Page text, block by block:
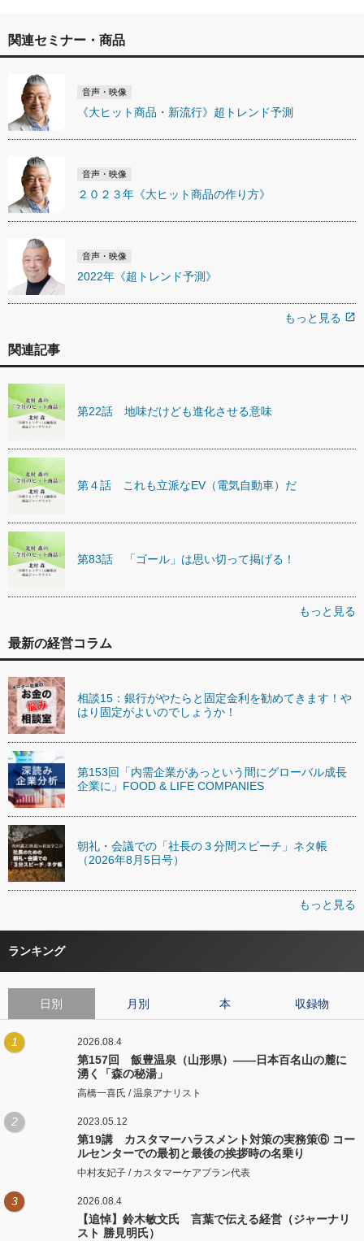
関連セミナー・商品
音声・映像
《大ヒット商品・新流行》超トレンド予測
音声・映像
２０２３年《大ヒット商品の作り方》
音声・映像
2022年《超トレンド予測》
もっと見る open_in_new
関連記事
第22話 地味だけども進化させる意味
第４話 これも立派なEV（電気自動車）だ
第83話 「ゴール」は思い切って掲げる！
もっと見る
最新の経営コラム
相談15：銀行がやたらと固定金利を勧めてきます！や
はり固定がよいのでしょうか！
第153回「内需企業があっという間にグローバル成長
企業に」FOOD & LIFE COMPANIES
朝礼・会議での「社長の３分間スピーチ」ネタ帳
（2026年8月5日号）
もっと見る
ランキング
日別 月別 本 収録物
1 2026.08.4
第157回 飯豊温泉（山形県）――日本百名山の麓に
湧く「森の秘湯」
高橋一喜氏 / 温泉アナリスト
2 2023.05.12
第19講 カスタマーハラスメント対策の実務策⑥ コー
ルセンターでの最初と最後の挨拶時の名乗り
中村友妃子 / カスタマーケアプラン代表
3 2026.08.4
【追悼】鈴木敏文氏 言葉で伝える経営（ジャーナリ
スト 勝見明氏）